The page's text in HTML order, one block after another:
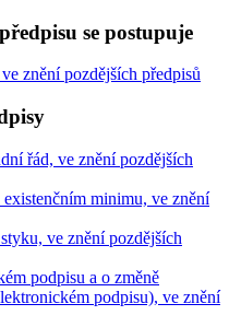
se postupuje
znění pozdějších předpisů
řád, ve znění pozdějších
minimu, ve znění
ve znění pozdějších
podpisu a o změně
podpisu), ve znění